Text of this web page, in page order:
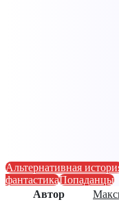
Альтернативная
фантастикаПопаданцы
Автор